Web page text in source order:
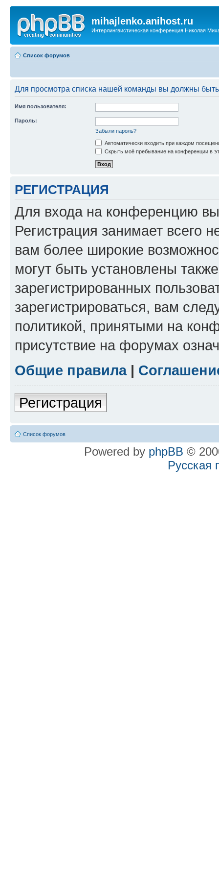
mihajlenko.anihost.ru
Интерлингвистическая конференция Николая
Список форумов
Для просмотра списка нашей команды вы должны
Имя пользователя:
Пароль:
Забыли пароль?
Автоматически входить при каждом
Скрыть моё пребывание на конференции в
РЕГИСТРАЦИЯ
Для входа на конференцию
Регистрация занимает всего
вам более широкие
могут быть установлены
зарегистрированных
зарегистрироваться, вам
политикой, принятыми на
присутствие на форумах
Общие правила|
Регистрация
Список форумов
Powered by phpBB ©
Русская